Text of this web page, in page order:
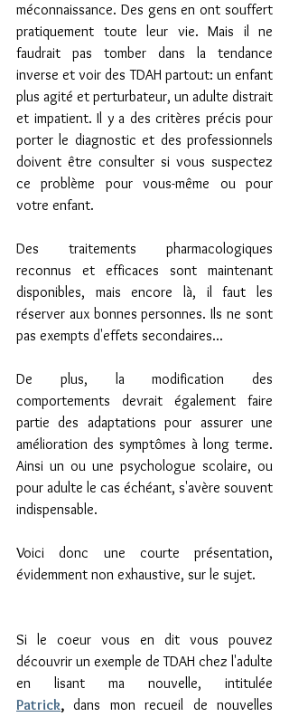
méconnaissance. Des gens en ont souffert
pratiquement toute leur vie. Mais il ne
faudrait pas tomber dans la tendance
inverse et voir des TDAH partout: un enfant
plus agité et perturbateur, un adulte distrait
et impatient. Il y a des critères précis pour
porter le diagnostic et des professionnels
doivent être consulter si vous suspectez
ce problème pour vous-même ou pour
votre enfant.
Des traitements pharmacologiques
reconnus et efficaces sont maintenant
disponibles, mais encore là, il faut les
réserver aux bonnes personnes. Ils ne sont
pas exempts d'effets secondaires...
De plus, la modification des
comportements devrait également faire
partie des adaptations pour assurer une
amélioration des symptômes à long terme.
Ainsi un ou une psychologue scolaire, ou
pour adulte le cas échéant, s'avère souvent
indispensable.
Voici donc une courte présentation,
évidemment non exhaustive, sur le sujet.
Si le coeur vous en dit vous pouvez
découvrir un exemple de TDAH chez l'adulte
Patrick, dans mon recueil de nouvelles